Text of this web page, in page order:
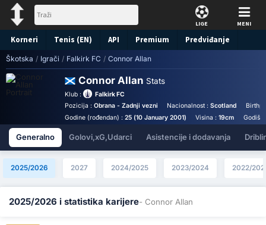
LIGE MENI
Korneri Tenis (EN) API Premium Predviđanje
Škotska / Igrači / Falkirk FC / Connor Allan
Connor Allan Stats
Klub :
Falkirk FC
Pozicija : Obrana - Zadnji vezni Nacionalnost :Scotland
Godine (rođendan) : 25 (10 January 2001) Visina :19cm
Generalno Golovi,xG,Udarci Asistencije i dodavanja
2025/2026 2027 2024/2025 2023/2024 2022/
2025/2026 i statistika karijere- Connor Allan